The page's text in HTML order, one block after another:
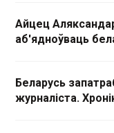
Айцец
аб'ядноўваць
Беларусь
журналіста.